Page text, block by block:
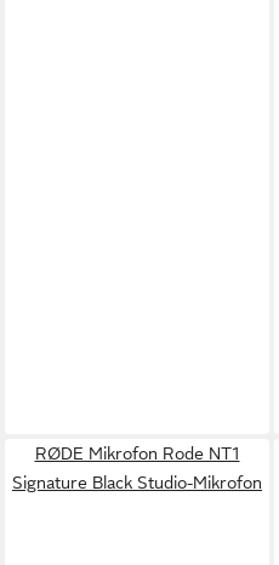
RØDE Mikrofon Rode NT1
Signature Black Studio-Mikrofon